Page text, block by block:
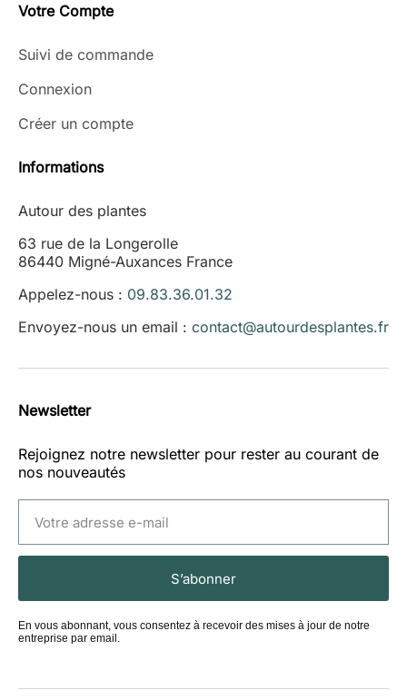
Votre Compte
Suivi de commande
Connexion
Créer un compte
Informations
Autour des plantes
63 rue de la Longerolle
86440 Migné-Auxances France
Appelez-nous : 09.83.36.01.32
Envoyez-nous un email : contact@autourdesplantes.fr
Newsletter
Rejoignez notre newsletter pour rester au courant de
nos nouveautés
S’abonner
En vous abonnant, vous consentez à recevoir des mises à jour de notre
entreprise par email.